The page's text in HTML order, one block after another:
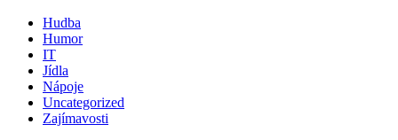
Hudba
Humor
IT
Jídla
Nápoje
Uncategorized
Zajímavosti